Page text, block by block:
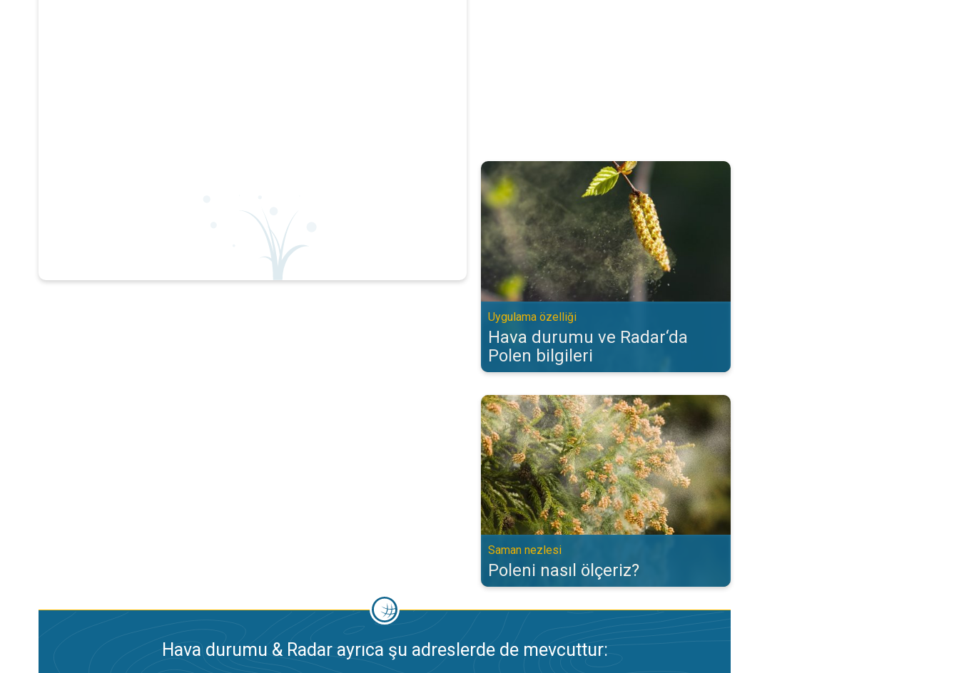
Hava durumu ve Radar‘da Polen bilgileri. Uygulama özelliği. . .
Uygulama özelliği
Hava durumu ve Radar‘da
Polen bilgileri
Poleni nasıl ölçeriz?. Saman nezlesi. . .
Saman nezlesi
Poleni nasıl ölçeriz?
Hava durumu & Radar ayrıca şu adreslerde de mevcuttur: